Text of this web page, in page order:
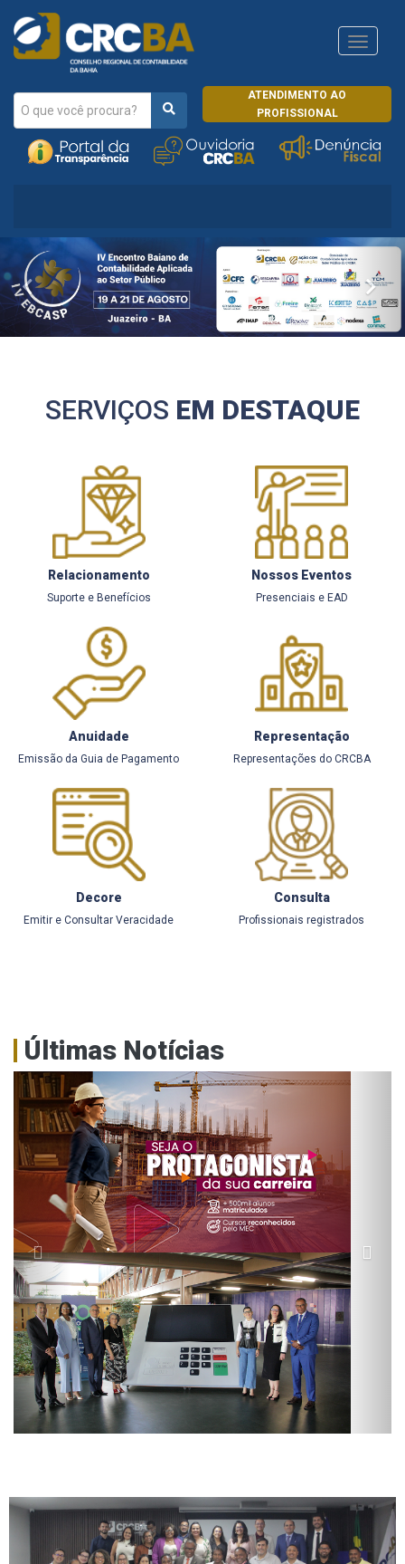
ATENDIMENTO AO
PROFISSIONAL
CRCRJ
SERVIÇOS EM DESTAQUE
Relacionamento
Suporte e Benefícios
Nossos Eventos
Presenciais e EAD
Anuidade
Emissão da Guia de Pagamento
Representação
Representações do CRCBA
Decore
Emitir e Consultar Veracidade
Consulta
Profissionais registrados
Últimas Notícias